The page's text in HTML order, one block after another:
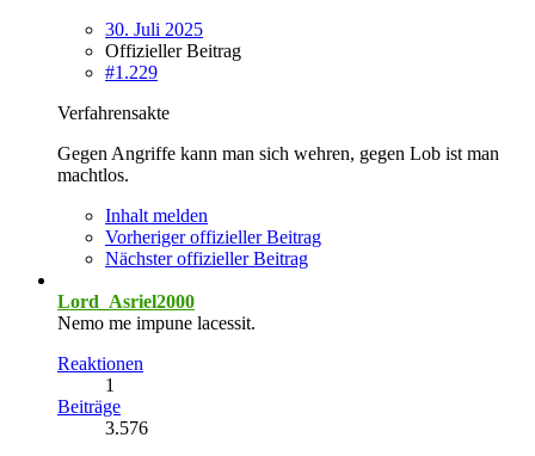
30. Juli 2025
Offizieller Beitrag
#1.229
Verfahrensakte
Gegen Angriffe kann man sich wehren, gegen Lob ist man
machtlos.
Inhalt melden
Vorheriger offizieller Beitrag
Nächster offizieller Beitrag
Lord_Asriel2000
Nemo me impune lacessit.
Reaktionen
1
Beiträge
3.576